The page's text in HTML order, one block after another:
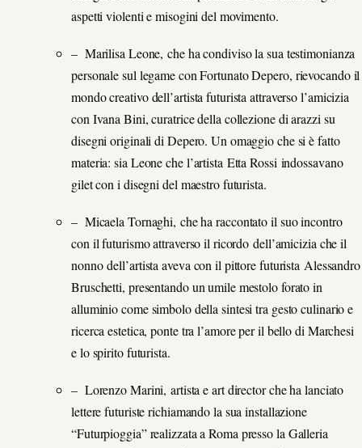
aspetti violenti e misogini del movimento.
– Marilisa Leone, che ha condiviso la sua testimonianza
personale sul legame con Fortunato Depero, rievocando il
mondo creativo dell’artista futurista attraverso l’amicizia
con Ivana Bini, curatrice della collezione di arazzi su
disegni originali di Depero. Un omaggio che si è fatto
materia: sia Leone che l’artista Etta Rossi indossavano
gilet con i disegni del maestro futurista.
– Micaela Tornaghi, che ha raccontato il suo incontro
con il futurismo attraverso il ricordo dell’amicizia che il
nonno dell’artista aveva con il pittore futurista Alessandro
Bruschetti, presentando un umile mestolo forato in
alluminio come simbolo della sintesi tra gesto culinario e
ricerca estetica, ponte tra l’amore per il bello di Marchesi
e lo spirito futurista.
– Lorenzo Marini, artista e art director che ha lanciato
lettere futuriste richiamando la sua installazione
“Futurpioggia” realizzata a Roma presso la Galleria